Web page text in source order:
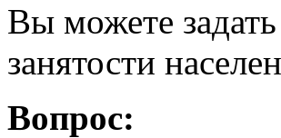
Вы можете
занятости
Вопрос: